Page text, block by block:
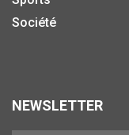
Société
NEWSLETTER